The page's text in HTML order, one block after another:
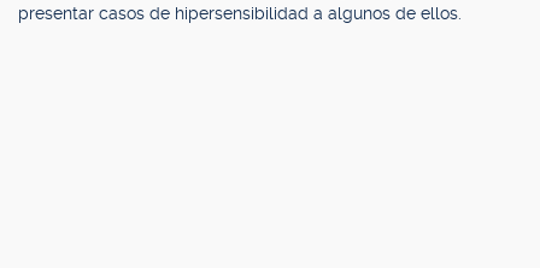
presentar casos de hipersensibilidad a algunos de ellos.